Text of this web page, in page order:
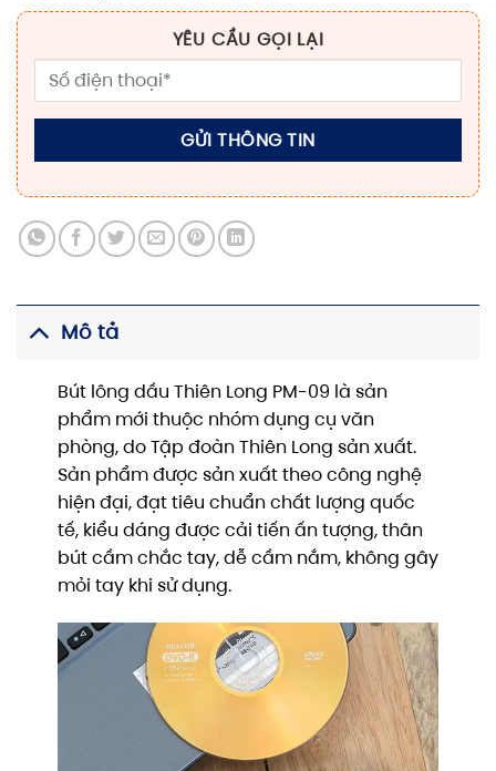
YÊU CẦU GỌI LẠI
Mô tả
Bút lông dầu Thiên Long PM-09 là sản
phẩm mới thuộc nhóm dụng cụ văn
phòng, do Tập đoàn Thiên Long sản xuất.
Sản phẩm được sản xuất theo công nghệ
hiện đại, đạt tiêu chuẩn chất lượng quốc
tế, kiểu dáng được cải tiến ấn tượng, thân
bút cầm chắc tay, dễ cầm nắm, không gây
mỏi tay khi sử dụng.